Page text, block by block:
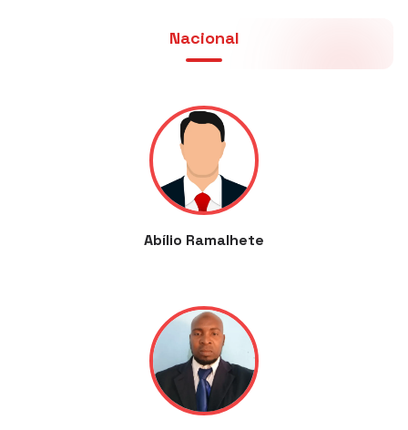
Nacional
Abílio Ramalhete